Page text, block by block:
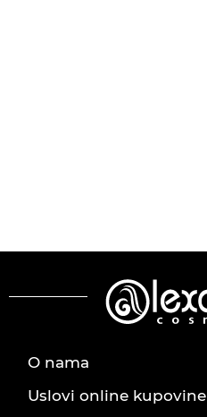
O nama
Uslovi online kupovine